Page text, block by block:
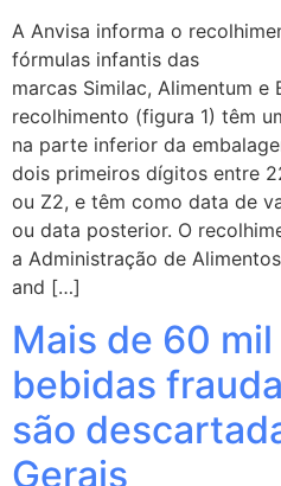
A Anvisa informa o
fórmulas infantis das
marcas Similac, Alimentum e
recolhimento (figura 1) têm
na parte inferior da
dois primeiros dígitos entre
ou Z2, e têm como data de
ou data posterior. O
a Administração de
and […]
Mais de 60
bebidas
são
Gerais